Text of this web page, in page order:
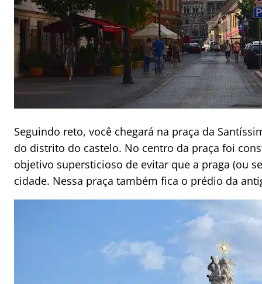
Seguindo reto, você chegará na praça da
do distrito do castelo. No centro da praça foi
objetivo supersticioso de evitar que a praga (ou
cidade. Nessa praça também fica o prédio da